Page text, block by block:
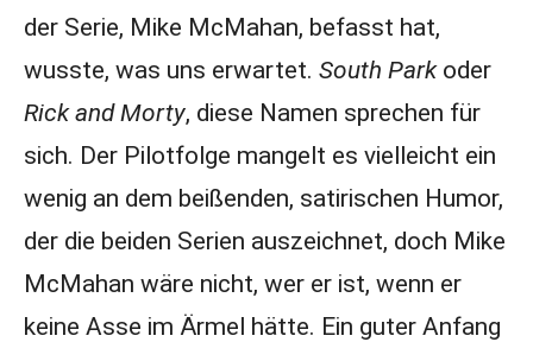
der Serie, Mike McMahan, befasst hat,
wusste, was uns erwartet. South Parkoder
Rick and Morty, diese Namen sprechen für
sich. Der Pilotfolge mangelt es vielleicht ein
wenig an dem beißenden, satirischen Humor,
der die beiden Serien auszeichnet, doch Mike
McMahan wäre nicht, wer er ist, wenn er
keine Asse im Ärmel hätte. Ein guter Anfang